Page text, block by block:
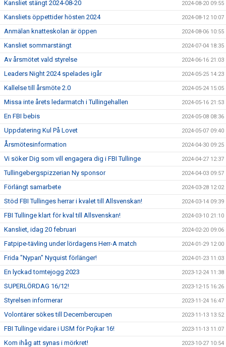
Kansliet stängt 2024-08-20 2024-08-20 09:55
Kansliets öppettider hösten 2024 2024-08-12 10:07
Anmälan knatteskolan är öppen 2024-08-06 10:55
Kansliet sommarstängt 2024-07-04 18:35
Av årsmötet vald styrelse 2024-06-16 21:03
Leaders Night 2024 spelades igår 2024-05-25 14:23
Kallelse till årsmöte 2.0 2024-05-24 15:05
Missa inte årets ledarmatch i Tullingehallen 2024-05-16 21:53
En FBI bebis 2024-05-08 08:36
Uppdatering Kul På Lovet 2024-05-07 09:40
Årsmötesinformation 2024-04-30 09:25
Vi söker Dig som vill engagera dig i FBI Tullinge 2024-04-27 12:37
Tullingebergspizzerian Ny sponsor 2024-04-03 09:57
Förlängt samarbete 2024-03-28 12:02
Stöd FBI Tullinges herrar i kvalet till Allsvenskan! 2024-03-14 09:39
FBI Tullinge klart för kval till Allsvenskan! 2024-03-10 21:10
Kansliet, idag 20 februari 2024-02-20 09:06
Fatpipe-tävling under lördagens Herr-A match 2024-01-29 12:00
Frida "Nypan" Nyquist förlänger! 2024-01-23 11:03
En lyckad tomtejogg 2023 2023-12-24 11:38
SUPERLÖRDAG 16/12! 2023-12-15 16:26
Styrelsen informerar 2023-11-24 16:47
Volontärer sökes till Decembercupen 2023-11-13 13:52
FBI Tullinge vidare i USM för Pojkar 16! 2023-11-13 11:07
Kom ihåg att synas i mörkret! 2023-10-27 10:54